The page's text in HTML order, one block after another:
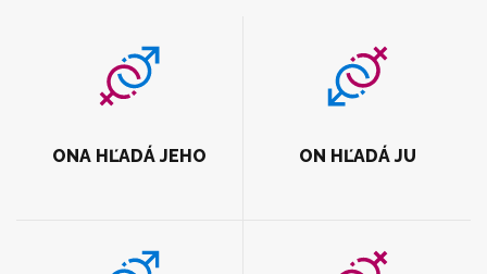
ONA HĽADÁ JEHO ON HĽADÁ JU